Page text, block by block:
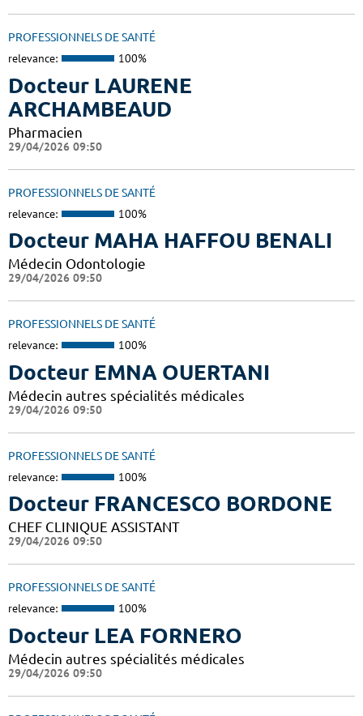
PROFESSIONNELS DE SANTÉ
relevance: 100%
Docteur LAURENE
ARCHAMBEAUD
Pharmacien
29/04/2026 09:50
PROFESSIONNELS DE SANTÉ
relevance: 100%
Docteur MAHA HAFFOU BENALI
Médecin Odontologie
29/04/2026 09:50
PROFESSIONNELS DE SANTÉ
relevance: 100%
Docteur EMNA OUERTANI
Médecin autres spécialités médicales
29/04/2026 09:50
PROFESSIONNELS DE SANTÉ
relevance: 100%
Docteur FRANCESCO BORDONE
CHEF CLINIQUE ASSISTANT
29/04/2026 09:50
PROFESSIONNELS DE SANTÉ
relevance: 100%
Docteur LEA FORNERO
Médecin autres spécialités médicales
29/04/2026 09:50